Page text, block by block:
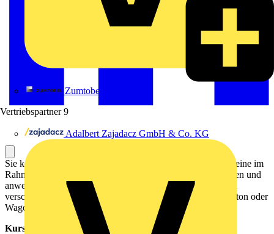
Zumtobel
Vertriebspartner 9
Adalbert Zajadacz GmbH & Co. KG
Sie können parametrierbare Funktionen und Funktionsbausteine im
Rahmen der Bit- und Wortverarbeitung programmieren, testen und
anwenden. Die Inhalte werden durch praktische übungen an
verschiedenen Automatisierungssystemen von Beckhoff, Eaton oder
Wago vertieft.
Kursinhalte